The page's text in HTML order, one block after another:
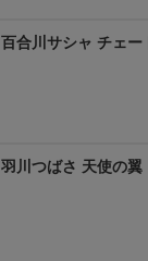
百合川サシャ チェー
羽川つばさ 天使の翼